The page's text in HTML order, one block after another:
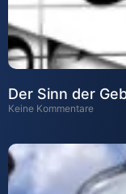
Der Sinn der
Keine Kommentare